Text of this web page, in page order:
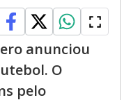
anunciou
O
pelo